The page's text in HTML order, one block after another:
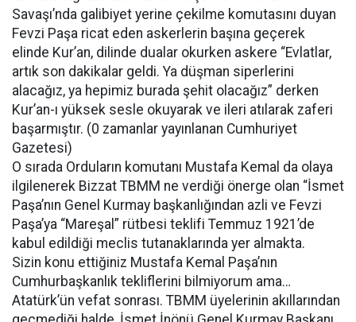
Savaşı’nda galibiyet yerine çekilme komutasını duyan
Fevzi Paşa ricat eden askerlerin başına geçerek
elinde Kur’an, dilinde dualar okurken askere “Evlatlar,
artık son dakikalar geldi. Ya düşman siperlerini
alacağız, ya hepimiz burada şehit olacağız” derken
Kur’an-ı yüksek sesle okuyarak ve ileri atılarak zaferi
başarmıştır. (0 zamanlar yayınlanan Cumhuriyet
Gazetesi)
O sırada Orduların komutanı Mustafa Kemal da olaya
ilgilenerek Bizzat TBMM ne verdiği önerge olan “İsmet
Paşa’nın Genel Kurmay başkanlığından azli ve Fevzi
Paşa’ya “Mareşal” rütbesi teklifi Temmuz 1921’de
kabul edildiği meclis tutanaklarında yer almakta.
Sizin konu ettiğiniz Mustafa Kemal Paşa’nın
Cumhurbaşkanlık tekliflerini bilmiyorum ama…
Atatürk’ün vefat sonrası. TBMM üyelerinin akıllarından